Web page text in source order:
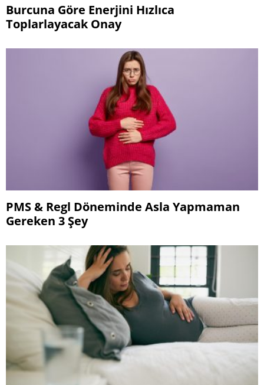
Burcuna Göre Enerjini Hızlıca
Toplarlayacak Onay
PMS & Regl Döneminde Asla Yapmaman
Gereken 3 Şey